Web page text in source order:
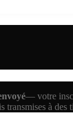
— votre
transmises à